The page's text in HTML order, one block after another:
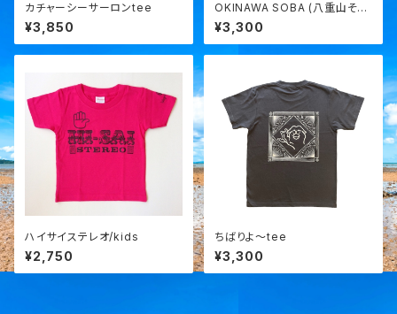
カチャーシーサーロンtee
¥3,850
OKINAWA SOBA (八重山そ
ば) ボサノバ tee
¥3,300
ハイサイステレオ/kids
¥2,750
ちばりよ～tee
¥3,300